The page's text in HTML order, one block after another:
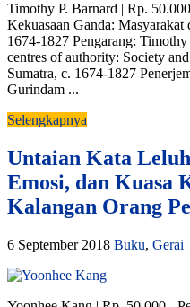
Timothy P. Barnard | Rp.
Kekuasaan Ganda:
1674-1827 Pengarang:
centres of authority: Society
Sumatra, c. 1674-1827
Gurindam ...
Selengkapnya
Untaian Kata
Emosi, dan Kuasa
Kalangan Orang
6 September 2018 Buku, Gerai